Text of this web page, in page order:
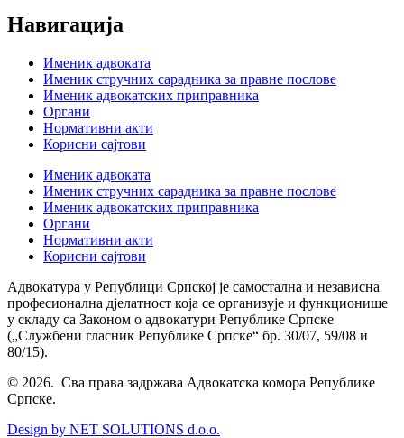
Навигација
Именик адвоката
Именик стручних сарадника за правне послове
Именик адвокатских приправника
Органи
Нормативни акти
Корисни сајтови
Именик адвоката
Именик стручних сарадника за правне послове
Именик адвокатских приправника
Органи
Нормативни акти
Корисни сајтови
Адвокатура у Републици Српској је самостална и независна
професионална дјелатност која се организује и функционише
у складу са Законом о адвокатури Републике Српске
(„Службени гласник Републике Српске“ бр. 30/07, 59/08 и
80/15).
© 2026. Сва права задржава Адвокатска комора Републике
Српске.
Design by NET SOLUTIONS d.o.o.